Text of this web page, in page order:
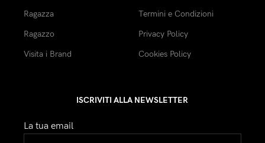
Ragazza
Ragazzo
Visita i Brand
Termini e Condizioni
Privacy Policy
Cookies Policy
ISCRIVITI ALLA NEWSLETTER
La tua email